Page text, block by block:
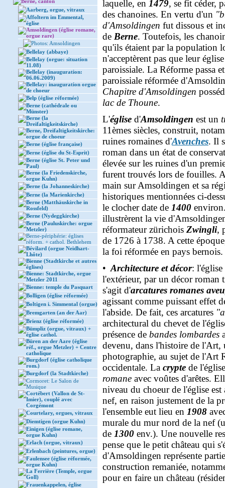
Aarberg, orgue, vitraux
Affoltern im Emmental,
église
Amsoldingen (église romane,
orgue rare)
Photos: Amsoldingen
Bellelay (abbaye)
Bellelay (orgue: situation
11.08)
Bellelay (inauguration:
06.06.2009)
Bellelay: inauguration orgue
de choeur
Belp (église réformée)
Berne (cathédrale ou
Münster)
Berne (la
Dreifaltigkeitskirche)
Berne, Dreifaltigkeitskirche:
orgue de choeur
Berne (église française)
Berne (église du St-Esprit)
Berne (église St. Peter und
Paul)
Berne (la Friedenskirche,
orgue Kuhn)
Berne (la Johanneskirche)
Berne (la Marienkirche)
Berne (Matthäuskirche in
Rossfeld)
Berne (Nydeggkirche)
Berne (Pauluskirche: orgue
Metzler)
Berne-périphérie: églises
réform. + cathol. Bethlehem
Bévilard (orgue Neidhart-
Lhôte)
Bienne (Stadtkirche et autres
églises)
Bienne: Stadtkirche, orgue
Metzler 2011
Bienne: temple du Pasquart
Bolligen (église réformée)
Boltigen i. Simmental (orgue)
Bremgarten (an der Aar)
Brienz (église réformée)
Bümpliz (orgue, vitraux) +
église cathol.
Büren an der Aare (église
réf., orgue Metzler) + Centre
catholique
Burgdorf (église catholique
rom.)
Burgdorf (la Stadtkirche)
Cormoret: Le Salon de
Musique
Cortébert (Vallon de St-
Imier), couplé avec
Corgémont
Courtelary, orgues, vitraux
Diemtigen (orgue Kuhn)
Einigen (église romane,
orgue Kuhn)
Erlach (orgue, vitraux)
Erlenbach (peintures, orgue)
Faulensee (église réformée,
orgue Kuhn)
La Ferrière (Temple, orgue
Goll)
Frauenkappelen, église
laquelle, en 1479, se fit céder,
des chanoines. En vertu d'un
d'Amsoldingen fut dissous et
de Berne. Toutefois, les
qu'ils étaient par la population
n'acceptèrent pas que leur
paroissiale. La Réforme passa
paroissiale réformée
Chapitre d'Amsoldingen
lac de Thoune.
L'église d'Amsoldingen est un
11èmes siècles, construit,
ruines romaines d'Avenches. Il
roman dans un état de
élevée sur les ruines d'un
furent trouvés lors de fouilles.
main sur Amsoldingen et sa
historiques mentionnées ci-
le clocher date de 1400
illustrèrent la vie
réformateur zürichois Zwingli,
de 1726 à 1738. A cette
la foi réformée en pays bernois.
• Architecture et décor:
l'extérieur, par un décor roman
s'agit d'arcatures romanes
agissant comme puissant effet
l'abside. De fait, ces arcatures
architectural du chevet de
présence de bandes lombardes
devenu, dans l'histoire de l'Art,
photographie, au sujet de l'Art
occidentale. La crypte de
romane avec voûtes d'arêtes.
niveau du choeur de l'église est
nef, en raison justement de la
l'ensemble eut lieu en 1908
murale du mur nord de la nef
de 1300 env.). Une nouvelle
pense que le petit château qui
d'Amsoldingen représente
construction remaniée,
pour en faire un château